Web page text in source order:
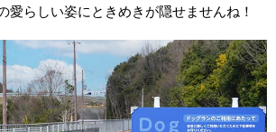
愛らしい姿にときめきが隠せませんね！